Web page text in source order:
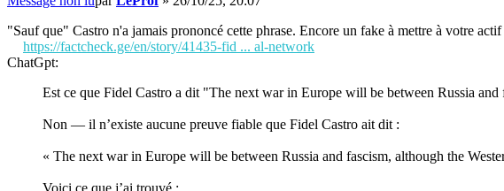
"Sauf que" Castro n'a jamais prononcé cette phrase. Encore un fake à mettre à votre
https://factcheck.ge/en/story/41435-fid ... al-network
ChatGpt:
Est ce que Fidel Castro a dit "The next war in Europe will be between Russia
Non — il n’existe aucune preuve fiable que Fidel Castro ait dit :
« The next war in Europe will be between Russia and fascism, although the
Voici ce que j’ai trouvé :